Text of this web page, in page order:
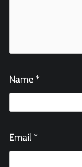
Name *
Email *